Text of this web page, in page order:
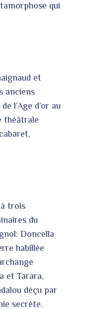
qui
et
anciens
l’Age d’or au
théâtrale
trois
du
Doncella
habillée
et Tarara,
déçu par
secrète.